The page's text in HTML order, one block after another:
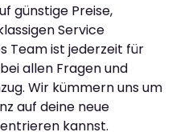
günstige Preise,
Service
Team ist jederzeit für
allen Fragen und
Wir kümmern uns um
auf deine neue
kannst.